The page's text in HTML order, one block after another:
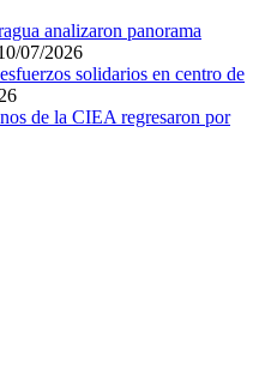
analizaron panorama
07/2026
solidarios en centro de
de la CIEA regresaron por